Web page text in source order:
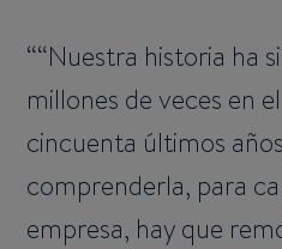
“Nuestra historia ha
millones de veces en
cincuenta últimos
comprenderla, para
empresa, hay que